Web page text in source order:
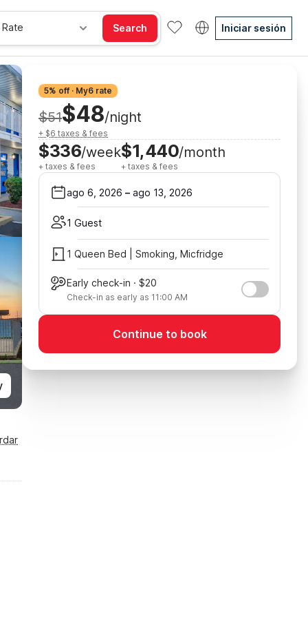
Search Iniciar sesión
5% off · My6 rate
$51$48/night
+ $6 taxes & fees
$336/week
+ taxes & fees
$1,440/month
+ taxes & fees
ago 6, 2026 – ago 13, 2026
1 Guest
1 Queen Bed | Smoking, Micfridge
Early check-in · $20
Check-in as early as 11:00 AM
Continue to book